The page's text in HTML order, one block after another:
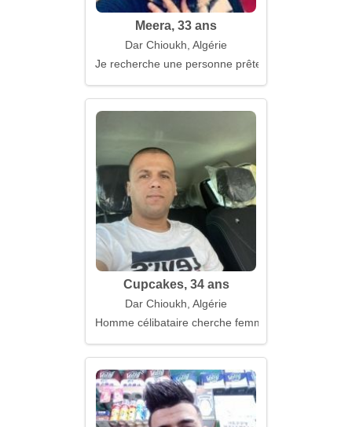
Meera, 33 ans
Dar Chioukh, Algérie
Je recherche une personne prête pour le véritable
Cupcakes, 34 ans
Dar Chioukh, Algérie
Homme célibataire cherche femme